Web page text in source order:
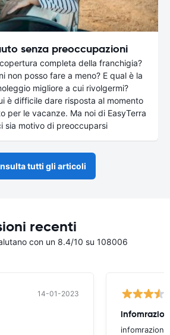
senza preoccupazioni
completa della franchigia?
non posso fare a meno? E qual è la
migliore a cui rivolgermi?
è difficile dare risposta al momento
per le vacanze. Ma noi di EasyTerra
sia motivo di preoccuparsi
tutti gli articoli
recenti
con un 8.4/10 su 108006
14-01-2023
infomrazioni